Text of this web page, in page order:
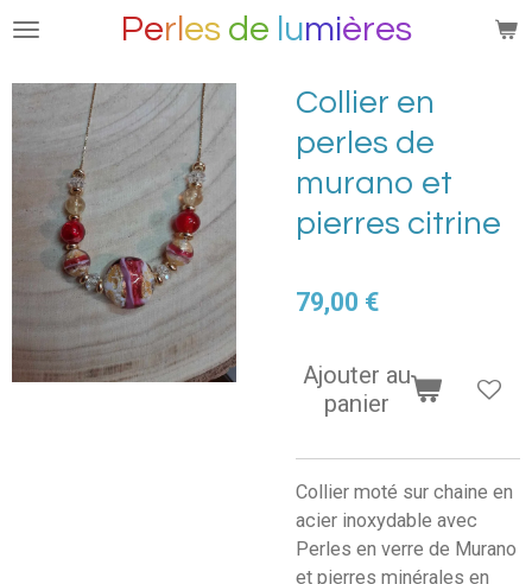
Passer
contenu
principal
Perl es de lumières
Collier en
perles de
murano et
pierres citrine
79,00 €
Ajouter au
panier
Collier moté sur chaine en
acier inoxydable avec
Perles en verre de Murano
et pierres minérales en